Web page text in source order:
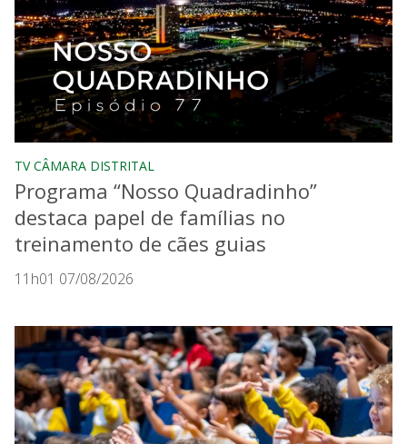
TV CÂMARA DISTRITAL
Programa “Nosso Quadradinho”
destaca papel de famílias no
treinamento de cães guias
11h01 07/08/2026